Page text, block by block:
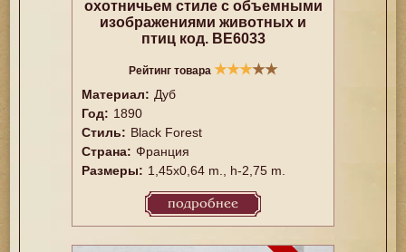
охотничьем стиле с объемными
изображениями животных и
птиц код. BE6033
Рейтинг товара ★★★★★
Материал: Дуб
Год: 1890
Стиль: Black Forest
Страна: Франция
Размеры: 1,45x0,64 m., h-2,75 m.
подробнее